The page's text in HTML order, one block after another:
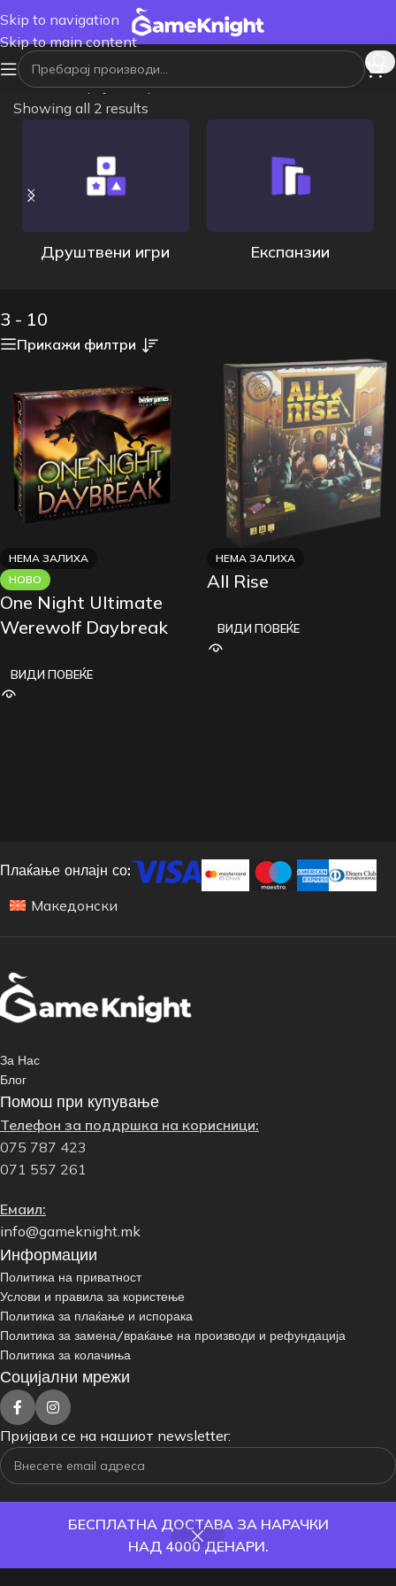
БЕСПЛАТНА ДОСТАВА ЗА НАРАЧКИ
НАД 4000 ДЕНАРИ.
Skip to navigation
Skip to main content
Почетна/Број на играчи/3 - 10
Showing all 2 results
Друштвени игри Експанзии
3 - 10
Прикажи филтри
НЕМА ЗАЛИХА
НОВО
One Night Ultimate
Werewolf Daybreak
ВИДИ ПОВЕЌЕ
НЕМА ЗАЛИХА
All Rise
ВИДИ ПОВЕЌЕ
Плаќање онлајн со:
Македонски
За Нас
Блог
Помош при купување
Телефон за поддршка на корисници:
075 787 423
071 557 261
Емаил:
info@gameknight.mk
Информации
Политика на приватност
Услови и правила за користење
Политика за плаќање и испорака
Политика за замена/враќање на производи и рефундација
Политика за колачиња
Социјални мрежи
Пријави се на нашиот newsletter:
Корисник